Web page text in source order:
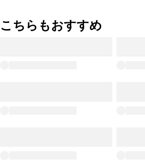
こちらもおすすめ